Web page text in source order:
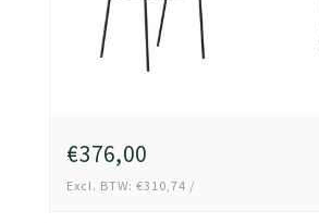
€376,00
Excl. BTW: €310,74 /